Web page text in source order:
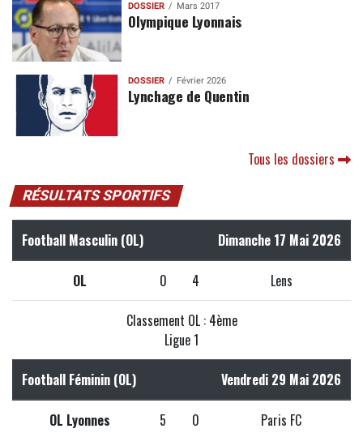
DOSSIER Mars 2017
Olympique Lyonnais
DOSSIER Février 2026
Lynchage de Quentin
Tous les dossiers
RÉSULTATS SPORTIFS
Football Masculin (OL) Dimanche 17 Mai 2026
OL 0 4 Lens
Classement OL : 4ème
Ligue 1
Football Féminin (OL) Vendredi 29 Mai 2026
OL Lyonnes 5 0 Paris FC